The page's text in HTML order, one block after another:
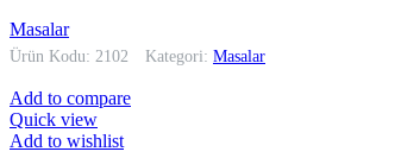
Masalar
Ürün Kodu: 2102 Kategori: Masalar
Add to compare
Quick view
Add to wishlist